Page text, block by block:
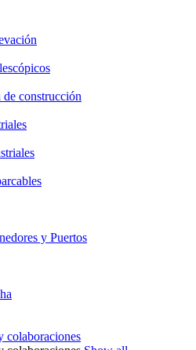
construcción
y Puertos
colaboraciones